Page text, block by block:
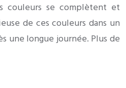
couleurs se complètent et
de ces couleurs dans un
une longue journée. Plus de